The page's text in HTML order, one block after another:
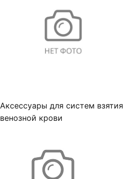
Аксессуары для систем взятия
венозной крови